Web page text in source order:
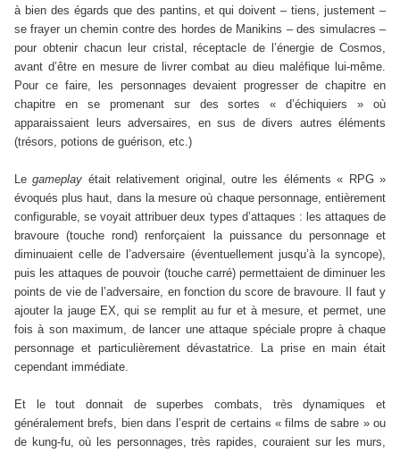
à bien des égards que des pantins, et qui doivent – tiens, justement –
se frayer un chemin contre des hordes de Manikins – des simulacres –
pour obtenir chacun leur cristal, réceptacle de l’énergie de Cosmos,
avant d’être en mesure de livrer combat au dieu maléfique lui-même.
Pour ce faire, les personnages devaient progresser de chapitre en
chapitre en se promenant sur des sortes « d’échiquiers » où
apparaissaient leurs adversaires, en sus de divers autres éléments
(trésors, potions de guérison, etc.)
Legameplay était relativement original, outre les éléments « RPG »
évoqués plus haut, dans la mesure où chaque personnage, entièrement
configurable, se voyait attribuer deux types d’attaques : les attaques de
bravoure (touche rond) renforçaient la puissance du personnage et
diminuaient celle de l’adversaire (éventuellement jusqu’à la syncope),
puis les attaques de pouvoir (touche carré) permettaient de diminuer les
points de vie de l’adversaire, en fonction du score de bravoure. Il faut y
ajouter la jauge EX, qui se remplit au fur et à mesure, et permet, une
fois à son maximum, de lancer une attaque spéciale propre à chaque
personnage et particulièrement dévastatrice. La prise en main était
cependant immédiate.
Et le tout donnait de superbes combats, très dynamiques et
généralement brefs, bien dans l’esprit de certains « films de sabre » ou
de kung-fu, où les personnages, très rapides, couraient sur les murs,